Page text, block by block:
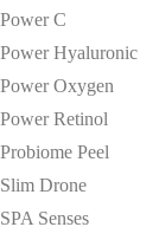
Power C
Power Hyaluronic
Power Oxygen
Power Retinol
Probiome Peel
Slim Drone
SPA Senses